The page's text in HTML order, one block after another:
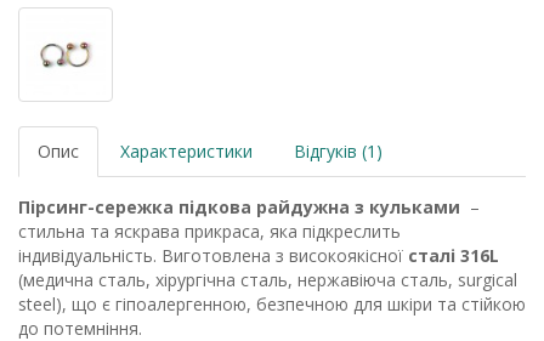
Опис Характеристики Відгуків (1)
Пірсинг-сережка підкова райдужна з кульками –
стильна та яскрава прикраса, яка підкреслить
індивідуальність. Виготовлена з високоякісної сталі 316L
(медична сталь, хірургічна сталь, нержавіюча сталь, surgical
steel), що є гіпоалергенною, безпечною для шкіри та стійкою
до потемніння.